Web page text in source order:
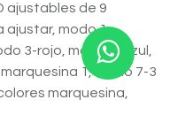
ajustables de 9
ajustar, modo 1-
3-rojo, modo 4-azul,
1, modo 7-3
marquesina,